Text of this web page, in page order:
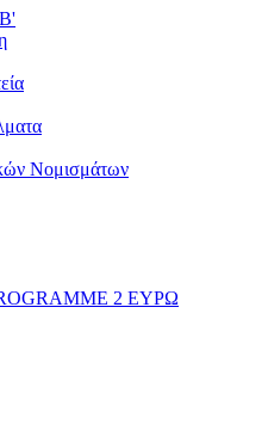
Νομισμάτων
2 ΕΥΡΩ